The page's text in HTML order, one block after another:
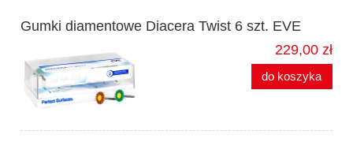
Gumki diamentowe Diacera Twist 6 szt. EVE
229,00 zł
do koszyka